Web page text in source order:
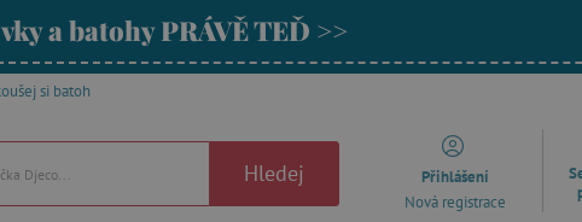
a batohy PRÁVĚ TEĎ >>
si batoh
Hledej
Přihlášení
Nová registrace